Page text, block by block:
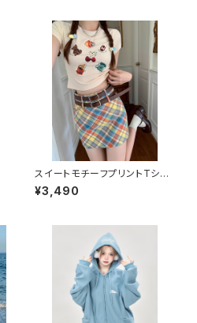
スイートモチーフプリントTシャ
ツ 1013-240806015
¥3,490